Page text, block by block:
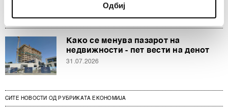
specific characteristics (fingerprinting)
Find out more about how your personal data is processed
Заедничките ракувачи се HD-WIN ARENA SPORT
d.o.o. иПертнери
нашатаПолитика на приватност
други слични технологии воПолитиката на
Одбиј
недвижности?
31.07.2026
Како се менува пазарот на
недвижности - пет вести на денот
31.07.2026
СИТЕ НОВОСТИ ОД РУБРИКАТА ЕКОНОМИЈА